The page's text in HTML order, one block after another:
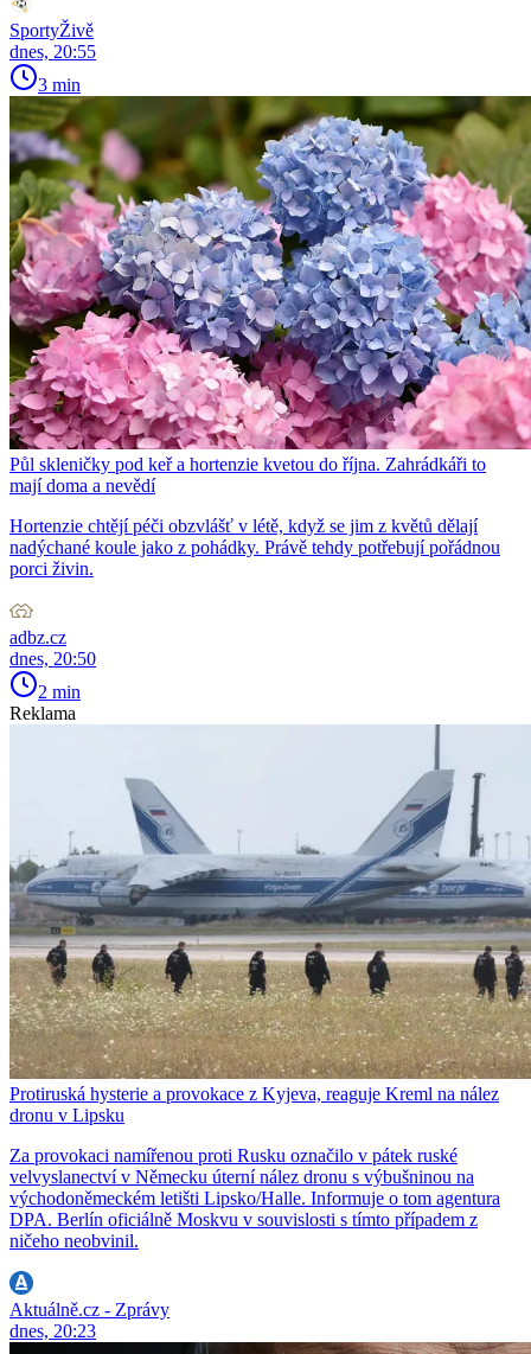
SportyŽivě
dnes, 20:55
3 min
Půl skleničky pod keř a hortenzie kvetou do října. Zahrádkáři to
mají doma a nevědí
Hortenzie chtějí péči obzvlášť v létě, když se jim z květů dělají
nadýchané koule jako z pohádky. Právě tehdy potřebují pořádnou
porci živin.
adbz.cz
dnes, 20:50
2 min
Reklama
Protiruská hysterie a provokace z Kyjeva, reaguje Kreml na nález
dronu v Lipsku
Za provokaci namířenou proti Rusku označilo v pátek ruské
velvyslanectví v Německu úterní nález dronu s výbušninou na
východoněmeckém letišti Lipsko/Halle. Informuje o tom agentura
DPA. Berlín oficiálně Moskvu v souvislosti s tímto případem z
ničeho neobvinil.
Aktuálně.cz - Zprávy
dnes, 20:23